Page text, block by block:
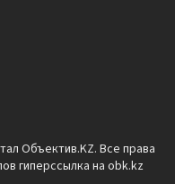
Объектив.KZ. Все права
гиперссылка на obk.kz